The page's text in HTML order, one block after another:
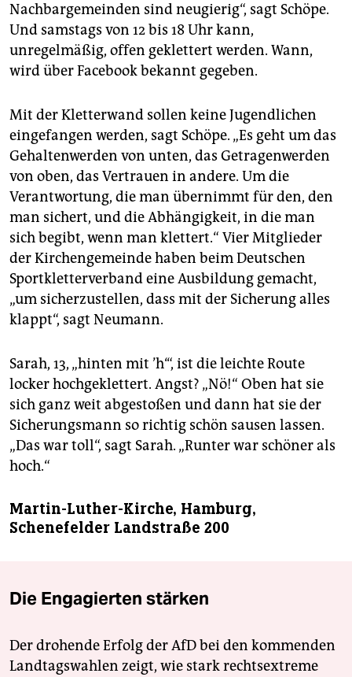
Nachbargemeinden sind neugierig“, sagt Schöpe.
Und samstags von 12 bis 18 Uhr kann,
unregelmäßig, offen geklettert werden. Wann,
wird über Facebook bekannt gegeben.
Mit der Kletterwand sollen keine Jugendlichen
eingefangen werden, sagt Schöpe. „Es geht um das
Gehaltenwerden von unten, das Getragenwerden
von oben, das Vertrauen in andere. Um die
Verantwortung, die man übernimmt für den, den
man sichert, und die Abhängigkeit, in die man
sich begibt, wenn man klettert.“ Vier Mitglieder
der Kirchengemeinde haben beim Deutschen
Sportkletterverband eine Ausbildung gemacht,
„um sicherzustellen, dass mit der Sicherung alles
klappt“, sagt Neumann.
Sarah, 13, „hinten mit ’h‘“, ist die leichte Route
locker hochgeklettert. Angst? „Nö!“ Oben hat sie
sich ganz weit abgestoßen und dann hat sie der
Sicherungsmann so richtig schön sausen lassen.
„Das war toll“, sagt Sarah. „Runter war schöner als
hoch.“
Martin-Luther-Kirche, Hamburg,
Schenefelder Landstraße 200
Die Engagierten stärken
Der drohende Erfolg der AfD bei den kommenden
Landtagswahlen zeigt, wie stark rechtsextreme